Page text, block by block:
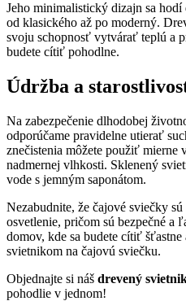
Jeho minimalistický dizajn sa
od klasického až po moderný.
svoju schopnosť vytvárať teplú a
budete cítiť pohodlne.
Údržba a
Na zabezpečenie dlhodobej
odporúčame pravidelne utierať
znečistenia môžete použiť mierne
nadmernej vlhkosti. Sklenený
vode s jemným saponátom.
Nezabudnite, že čajové sviečky
osvetlenie, pričom sú bezpečné a
domov, kde sa budete cítiť
svietnikom na čajovú sviečku.
Objednajte si náš drevený
pohodlie v jednom!